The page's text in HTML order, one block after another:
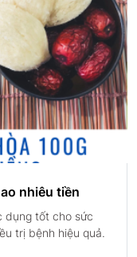
nhiêu tiền
dụng tốt cho sức
trị bệnh hiệu quả.